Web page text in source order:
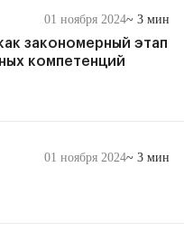
01 ноября 2024~ 3 мин
закономерный этап
компетенций
01 ноября 2024~ 3 мин